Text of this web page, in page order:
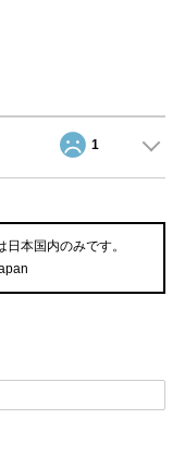
1
日本国内のみです。